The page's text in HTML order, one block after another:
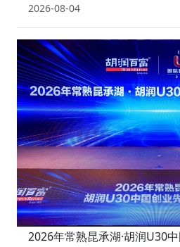
2026-08-04
2026年常熟昆承湖·胡润U30